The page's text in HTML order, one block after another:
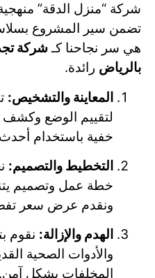
شركة “منزل الدقة”
تضمن سير المشروع
هي سر نجاحنا كـشركة
بالرياض رائدة.
المعاينة والتشخيص:
لتقييم الوضع
خفية باستخدام أحدث
التخطيط والتصميم:
خطة عمل وتصميم
ونقدم عرض سعر
الهدم والإزالة: نقوم
والأدوات الصحية
المخلفات بشكل آمن.